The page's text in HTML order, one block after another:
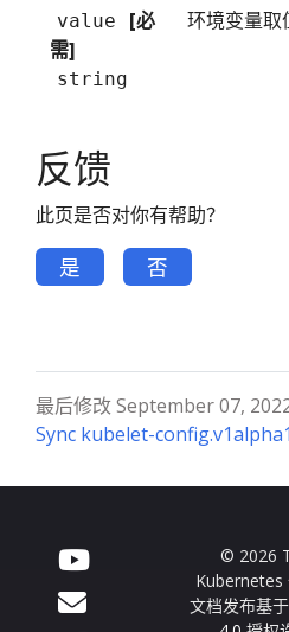
value
[必
需]
string
环境变量取
反馈
此页是否对你有帮助？
是 否
最后修改 September 07,
Sync kubelet-
© 2026
Kubernetes
文档发布基于